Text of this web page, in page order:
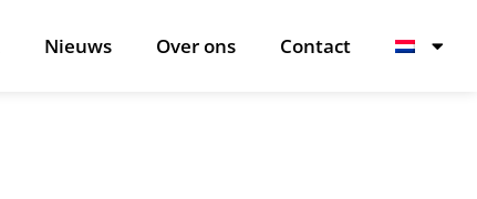
Nieuws Over ons Contact